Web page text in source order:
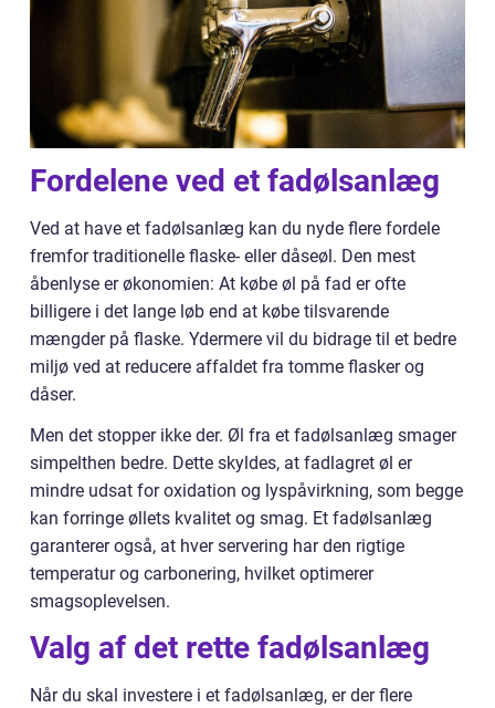
Fordelene ved et fadølsanlæg
Ved at have et fadølsanlæg kan du nyde flere fordele
fremfor traditionelle flaske- eller dåseøl. Den mest
åbenlyse er økonomien: At købe øl på fad er ofte
billigere i det lange løb end at købe tilsvarende
mængder på flaske. Ydermere vil du bidrage til et bedre
miljø ved at reducere affaldet fra tomme flasker og
dåser.
Men det stopper ikke der. Øl fra et fadølsanlæg smager
simpelthen bedre. Dette skyldes, at fadlagret øl er
mindre udsat for oxidation og lyspåvirkning, som begge
kan forringe øllets kvalitet og smag. Et fadølsanlæg
garanterer også, at hver servering har den rigtige
temperatur og carbonering, hvilket optimerer
smagsoplevelsen.
Valg af det rette fadølsanlæg
Når du skal investere i et fadølsanlæg, er der flere